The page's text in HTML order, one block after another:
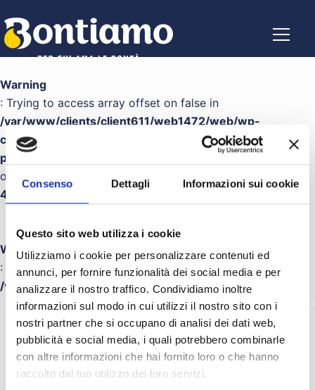
Consenso Dettagli Informazioni sui cookie
Questo sito web utilizza i cookie
Utilizziamo i cookie per personalizzare contenuti ed
annunci, per fornire funzionalità dei social media e per
analizzare il nostro traffico. Condividiamo inoltre
informazioni sul modo in cui utilizzi il nostro sito con i
nostri partner che si occupano di analisi dei dati web,
pubblicità e social media, i quali potrebbero combinarle
con altre informazioni che hai fornito loro o che hanno
raccolto dal tuo utilizzo dei loro servizi.
Warning
: Trying to access array offset on false in
/var/www/clients/client611/web1472/web/wp-
content/themes/bontiamo/template-
parts/sections/hero_layout.php
on line
48
Warning
: Trying to access array offset on false in
/var/www/clients/client611/web1472/web/wp-
content/themes/bontiamo/template-
parts/sections/hero_layout.php
on line
Home> Classico
Classico